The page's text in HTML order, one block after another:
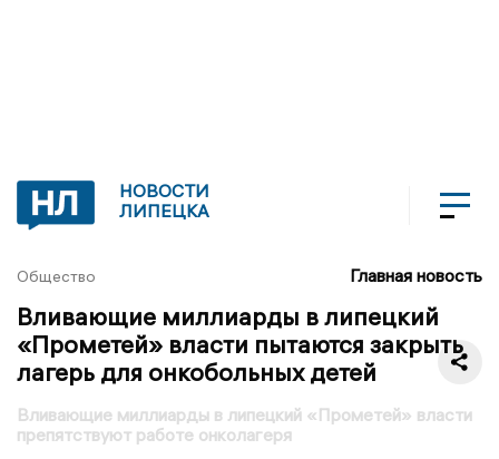
НОВОСТИ
ЛИПЕЦКА
Общество Главная новость
Вливающие миллиарды в липецкий
«Прометей» власти пытаются закрыть
лагерь для онкобольных детей
Вливающие миллиарды в липецкий «Прометей» власти
препятствуют работе онколагеря